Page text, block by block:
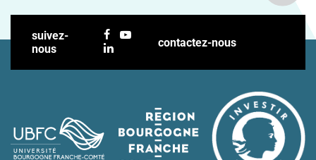
suivez-
nous
contactez-nous